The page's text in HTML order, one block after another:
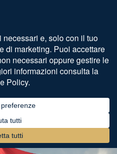
DOO
Agosto 12, 2024